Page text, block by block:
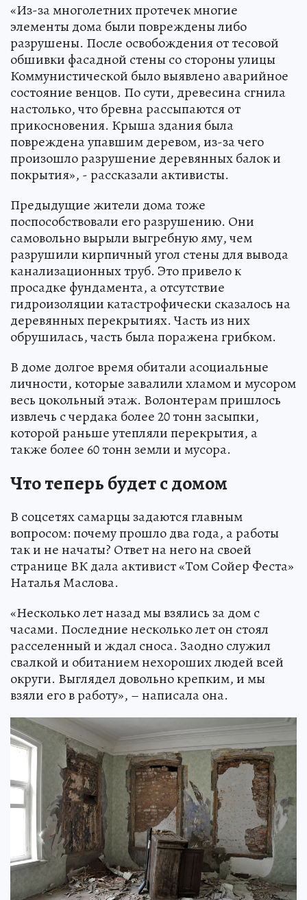
«Из-за многолетних протечек многие
элементы дома были повреждены либо
разрушены. После освобождения от тесовой
обшивки фасадной стены со стороны улицы
Коммунистической было выявлено аварийное
состояние венцов. По сути, древесина сгнила
настолько, что бревна рассыпаются от
прикосновения. Крыша здания была
повреждена упавшим деревом, из-за чего
произошло разрушение деревянных балок и
покрытия», - рассказали активисты.
Предыдущие жители дома тоже
поспособствовали его разрушению. Они
самовольно вырыли выгребную яму, чем
разрушили кирпичный угол стены для вывода
канализационных труб. Это привело к
просадке фундамента, а отсутствие
гидроизоляции катастрофически сказалось на
деревянных перекрытиях. Часть из них
обрушилась, часть была поражена грибком.
В доме долгое время обитали асоциальные
личности, которые завалили хламом и мусором
весь цокольный этаж. Волонтерам пришлось
извлечь с чердака более 20 тонн засыпки,
которой раньше утепляли перекрытия, а
также более 60 тонн земли и мусора.
Что теперь будет с домом
В соцсетях самарцы задаются главным
вопросом: почему прошло два года, а работы
так и не начаты? Ответ на него на своей
странице ВК дала активист «Том Сойер Феста»
Наталья Маслова.
«Несколько лет назад мы взялись за дом с
часами. Последние несколько лет он стоял
расселенный и ждал сноса. Заодно служил
свалкой и обитанием нехороших людей всей
округи. Выглядел довольно крепким, и мы
взяли его в работу», – написала она.